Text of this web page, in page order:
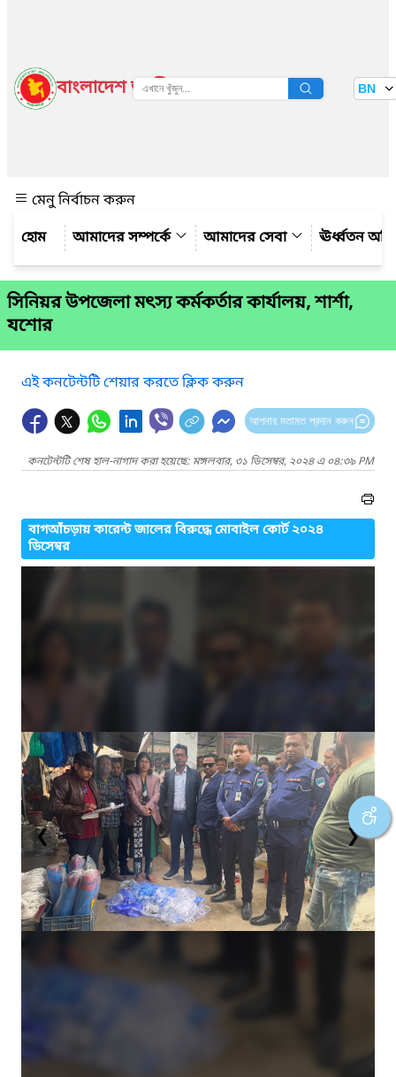
বাংলাদেশ জাতীয় তথ্য বাতায়ন BN
মেনু নির্বাচন করুন
আমাদের সম্পর্কে
আমাদের সেবা ঊর্ধ্বতন
সিনিয়র উপজেলা মৎস্য কর্মকর্তার কার্যালয়, শার্শা,
যশোর
এই কনটেন্টটি শেয়ার করতে ক্লিক করুন
আপনার মতামত প্রদান করুন
কনটেন্টটি শেষ হাল-নাগাদ করা হয়েছে: মঙ্গলবার, ৩১ ডিসেম্বর, ২০২৪ এ ০৪:৩৯ PM
বাগআঁচড়ায় কারেন্ট জালের বিরুদ্ধে মোবাইল কোর্ট ২০২৪
ডিসেম্বর
❮ ❯